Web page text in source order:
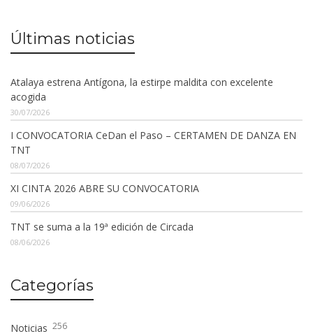
Últimas noticias
Atalaya estrena Antígona, la estirpe maldita con excelente
acogida
30/07/2026
I CONVOCATORIA CeDan el Paso – CERTAMEN DE DANZA EN
TNT
08/07/2026
XI CINTA 2026 ABRE SU CONVOCATORIA
09/06/2026
TNT se suma a la 19ª edición de Circada
08/06/2026
Categorías
Noticias 256